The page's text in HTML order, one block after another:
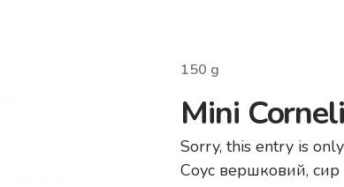
150 g
Mini
Sorry, this entry is
Соус вершковий, сир